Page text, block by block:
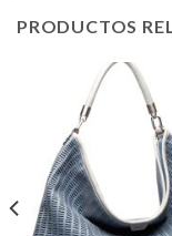
PRODUCTOS